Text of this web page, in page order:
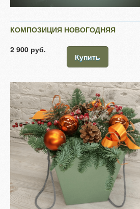
КОМПОЗИЦИЯ НОВОГОДНЯЯ
2 900 руб.
Купить